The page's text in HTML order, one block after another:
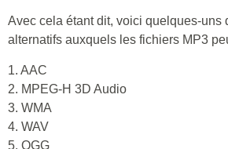
Avec cela étant dit, voici quelques-uns
alternatifs auxquels les fichiers MP3
1. AAC
2. MPEG-H 3D Audio
3. WMA
4. WAV
5. OGG